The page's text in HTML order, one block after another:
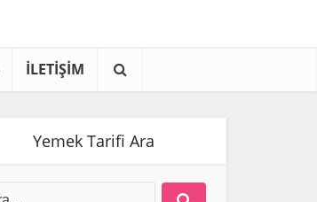
İLETİŞİM
Yemek Tarifi Ara